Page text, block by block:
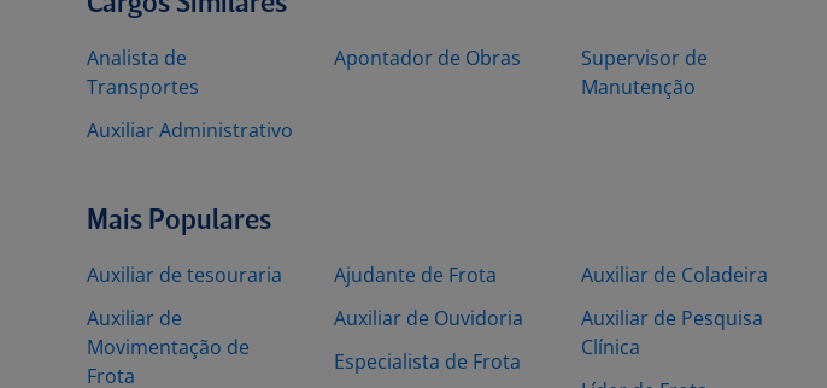
Analista de
Transportes
Auxiliar Administrativo
Apontador de Obras
Supervisor de
Manutenção
Mais Populares
Auxiliar de tesouraria
Auxiliar de
Movimentação de
Frota
Ajudante de Frota
Auxiliar de Ouvidoria
Especialista de Frota
Auxiliar de Coladeira
Auxiliar de Pesquisa
Clínica